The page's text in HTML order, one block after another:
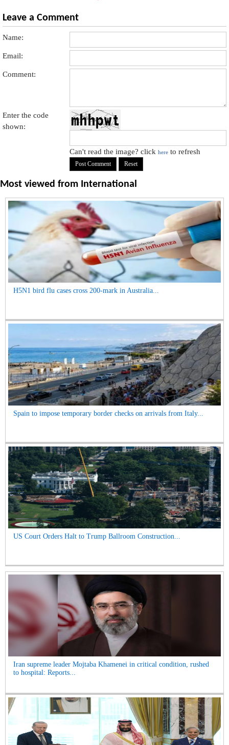
Leave a Comment
Name:
Email:
Comment:
Enter the code
shown:
Can't read the image? clickhere to refresh
Most viewed from International
H5N1 bird flu cases cross 200-mark in Australia...
Spain to impose temporary border checks on arrivals from Italy...
US Court Orders Halt to Trump Ballroom Construction...
Iran supreme leader Mojtaba Khamenei in critical condition, rushed
to hospital: Reports...